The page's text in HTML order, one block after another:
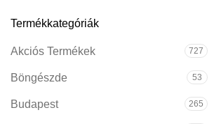
Termékkategóriák
Akciós Termékek 727
Böngészde 53
Budapest 265